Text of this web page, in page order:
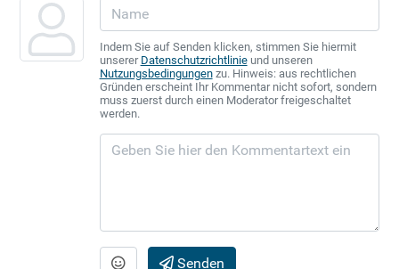
Indem Sie auf Senden klicken, stimmen Sie hiermit
unserer Datenschutzrichtlinieund unseren
Nutzungsbedingungenzu. Hinweis: aus rechtlichen
Gründen erscheint Ihr Kommentar nicht sofort, sondern
muss zuerst durch einen Moderator freigeschaltet
werden.
Senden